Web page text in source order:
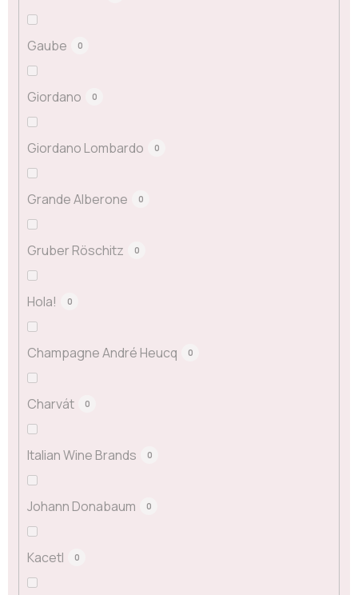
Gaube 0
Giordano 0
Giordano Lombardo 0
Grande Alberone 0
Gruber Röschitz 0
Hola! 0
Champagne André Heucq 0
Charvát 0
Italian Wine Brands 0
Johann Donabaum 0
Kacetl 0